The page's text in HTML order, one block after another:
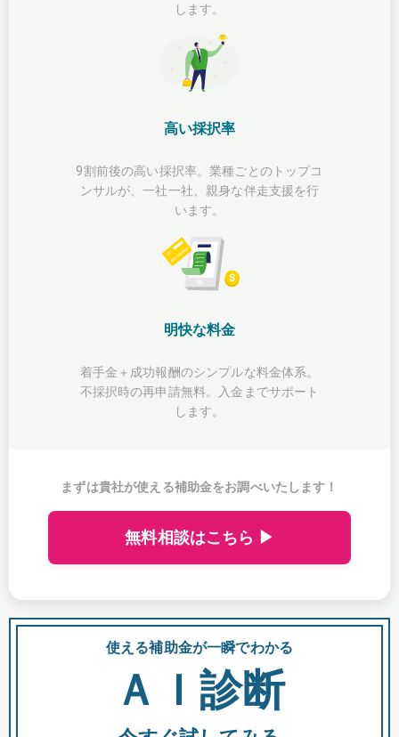
します。
高い採択率
9割前後の高い採択率。業種ごとのトップコ
ンサルが、一社一社、親身な伴走支援を行
います。
明快な料金
着手金＋成功報酬のシンプルな料金体系。
不採択時の再申請無料。入金までサポート
します。
まずは貴社が使える補助金をお調べいたします！
無料相談はこちら ▶
使える補助金が一瞬でわかる
ＡＩ診断